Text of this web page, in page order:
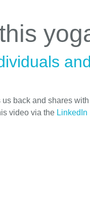
us back and shares
video via the LinkedIn